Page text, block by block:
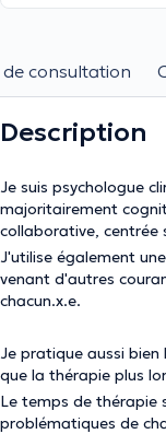
de consultation
Description
Je suis psychologue
majoritairement
collaborative, centrée
J'utilise également
venant d'autres
chacun.x.e.
Je pratique aussi
que la thérapie plus
Le temps de thérapie
problématiques de